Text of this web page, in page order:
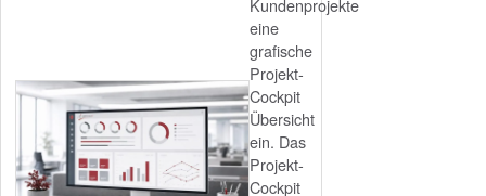
Kundenprojekte
eine
grafische
Projekt-
Cockpit
Übersicht
ein. Das
Projekt-
Cockpit